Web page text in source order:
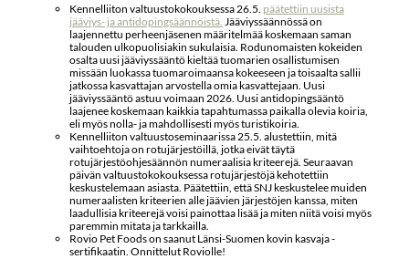
Kennelliiton valtuustokokouksessa 26.5. päätettiin uusista
jääviys- ja antidopingsäännöistä. Jääviyssäännössä on
laajennettu perheenjäsenen määritelmää koskemaan saman
talouden ulkopuolisiakin sukulaisia. Rodunomaisten kokeiden
osalta uusi jääviyssääntö kieltää tuomarien osallistumisen
missään luokassa tuomaroimaansa kokeeseen ja toisaalta sallii
jatkossa kasvattajan arvostella omia kasvattejaan. Uusi
jääviyssääntö astuu voimaan 2026. Uusi antidopingsääntö
laajenee koskemaan kaikkia tapahtumassa paikalla olevia koiria,
eli myös nolla- ja mahdollisesti myös turistikoiria.
Kennelliiton valtuustoseminaarissa 25.5. alustettiin, mitä
vaihtoehtoja on rotujärjestöillä, jotka eivät täytä
rotujärjestöohjesäännön numeraalisia kriteerejä. Seuraavan
päivän valtuustokokouksessa rotujärjestöjä kehotettiin
keskustelemaan asiasta. Päätettiin, että SNJ keskustelee muiden
numeraalisten kriteerien alle jäävien järjestöjen kanssa, miten
laadullisia kriteerejä voisi painottaa lisää ja miten niitä voisi myös
paremmin mitata ja tarkkailla.
Rovio Pet Foods on saanut Länsi-Suomen kovin kasvaja -
sertifikaatin. Onnittelut Roviolle!